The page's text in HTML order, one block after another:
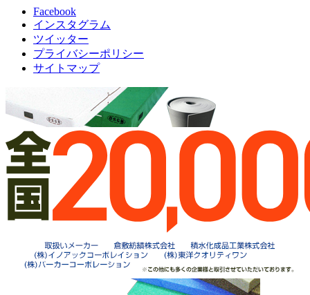
Facebook
インスタグラム
ツイッター
プライバシーポリシー
サイトマップ